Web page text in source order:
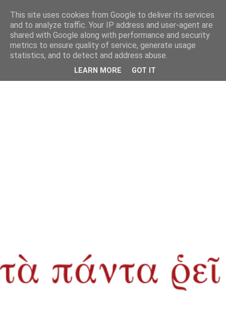
This site uses cookies from Google to deliver its services
and to analyze traffic. Your IP address and user-agent are
shared with Google along with performance and security
metrics to ensure quality of service, generate usage
statistics, and to detect and address abuse.
LEARN MORE GOT IT